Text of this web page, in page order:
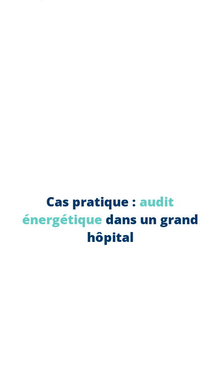
Cas pratique : audit
énergétique dans un grand
hôpital